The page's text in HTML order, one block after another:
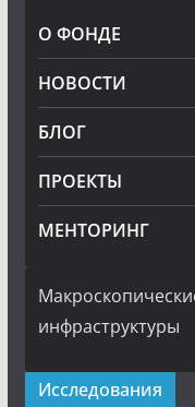
О ФОНДЕ
НОВОСТИ
БЛОГ
ПРОЕКТЫ
МЕНТОРИНГ
инфраструктуры
Исследования